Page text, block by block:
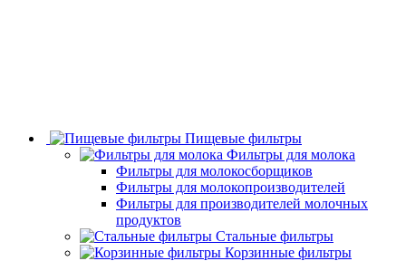
Пищевые фильтры
Фильтры для молока
Фильтры для молокосборщиков
Фильтры для молокопроизводителей
Фильтры для производителей молочных
продуктов
Стальные фильтры
Корзинные фильтры